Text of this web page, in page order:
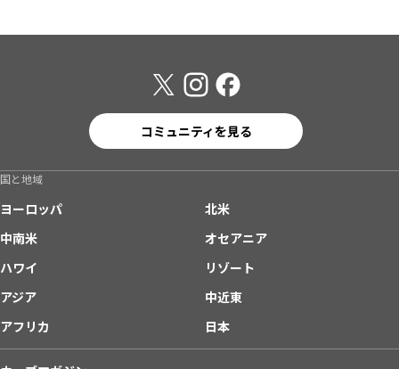
コミュニティを見る
国と地域
ヨーロッパ
北米
中南米
オセアニア
ハワイ
リゾート
アジア
中近東
アフリカ
日本